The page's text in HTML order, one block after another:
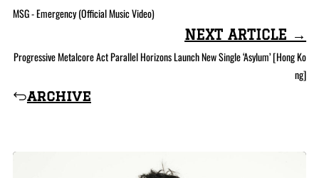
MSG - Emergency (Official Music Video)
archive
NEXT ARTICLE →
Progressive Metalcore Act Parallel Horizons Launch New Single ‘Asylum’ [Hong Ko
ng]